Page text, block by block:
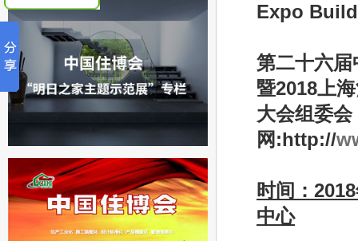
Expo
第二十六
暨2018上
大会组委会
网 :http://
时间： 2018
中心